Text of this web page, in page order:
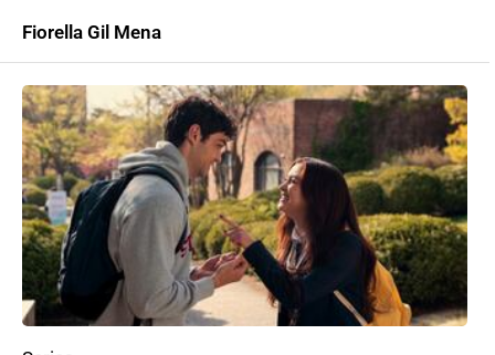
Fiorella Gil Mena